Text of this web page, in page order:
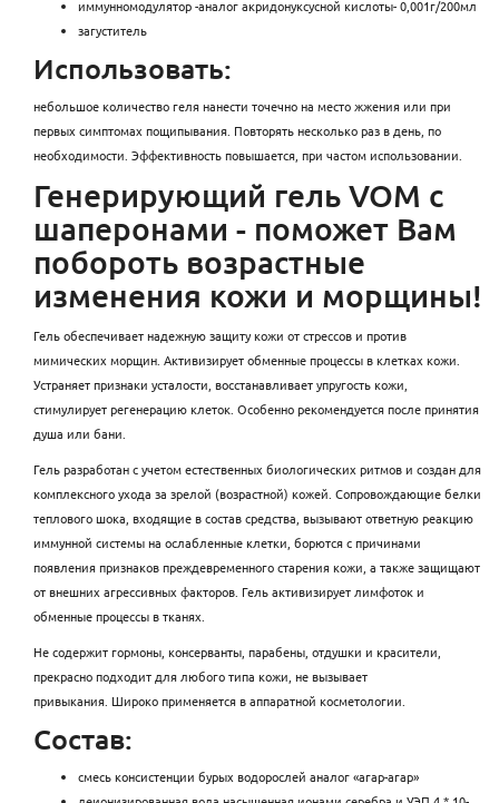
иммунномодулятор -аналог акридонуксусной кислоты- 0,001г/200мл
загуститель
Использовать:
небольшое количество геля нанести точечно на место жжения или при
первых симптомах пощипывания. Повторять несколько раз в день, по
необходимости. Эффективность повышается, при частом использовании.
Генерирующий гель VOM с
шаперонами - поможет Вам
побороть возрастные
изменения кожи и морщины!
Гель обеспечивает надежную защиту кожи от стрессов и против
мимических морщин. Активизирует обменные процессы в клетках кожи.
Устраняет признаки усталости, восстанавливает упругость кожи,
стимулирует регенерацию клеток. Особенно рекомендуется после принятия
душа или бани.
Гель разработан с учетом естественных биологических ритмов и создан для
комплексного ухода за зрелой (возрастной) кожей. Сопровождающие белки
теплового шока, входящие в состав средства, вызывают ответную реакцию
иммунной системы на ослабленные клетки, борются с причинами
появления признаков преждевременного старения кожи, а также защищают
от внешних агрессивных факторов. Гель активизирует лимфоток и
обменные процессы в тканях.
Не содержит гормоны, консерванты, парабены, отдушки и красители,
прекрасно подходит для любого типа кожи, не вызывает
привыкания. Широко применяется в аппаратной косметологии.
Состав:
смесь консистенции бурых водорослей аналог «агар-агар»